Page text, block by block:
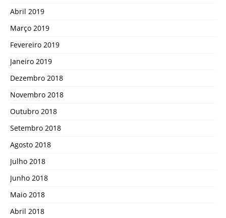
Abril 2019
Março 2019
Fevereiro 2019
Janeiro 2019
Dezembro 2018
Novembro 2018
Outubro 2018
Setembro 2018
Agosto 2018
Julho 2018
Junho 2018
Maio 2018
Abril 2018